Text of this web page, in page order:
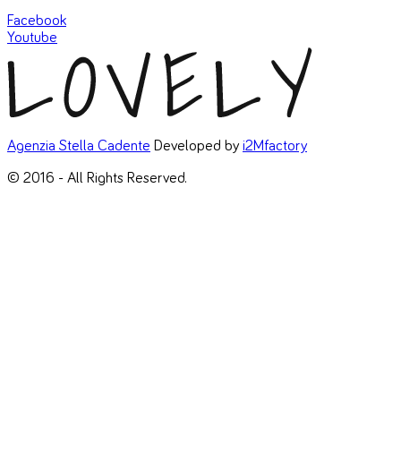
Facebook
Youtube
Agenzia Stella Cadente Developed by i2Mfactory
© 2016 - All Rights Reserved.